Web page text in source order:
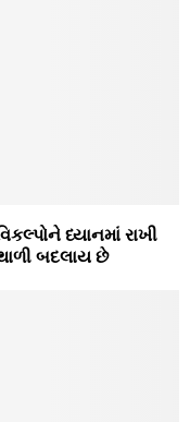
ધ્યાનમાં રાખી
બદલાય છે